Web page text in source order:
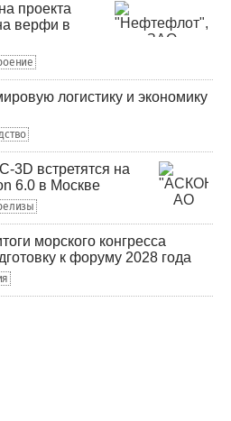
проекта
верфи в
логистику и экономику
3D встретятся на
6.0 в Москве
морского конгресса
к форуму 2028 года